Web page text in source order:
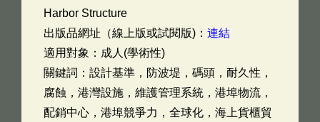
Harbor Structure
出版品網址（線上版或試閱版)： 連結
適用對象：成人(學術性)
關鍵詞：設計基準，防波堤，碼頭，耐久性，
腐蝕，港灣設施，維護管理系統，港埠物流，
配銷中心，港埠競爭力，全球化，海上貨櫃貿